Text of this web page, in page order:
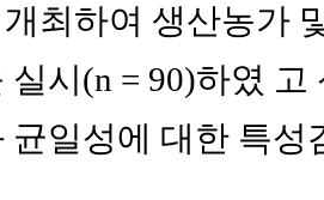
최하여 생산농가
실시(n = 90)하였
일성에 대한 특성